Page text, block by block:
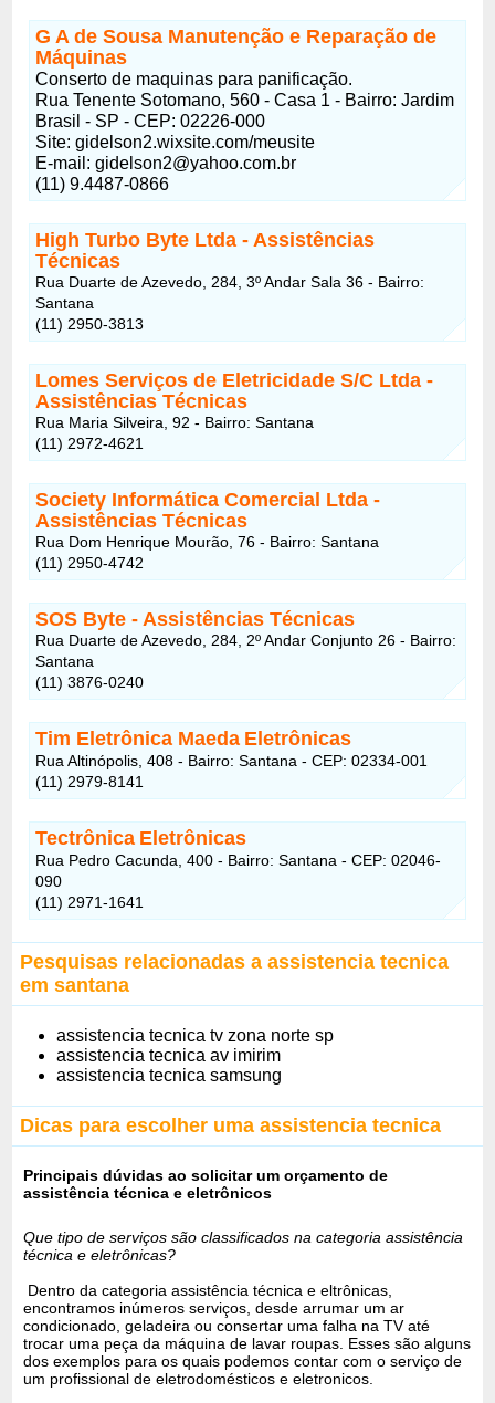
G A de Sousa Manutenção e Reparação de
Máquinas
Conserto de maquinas para panificação.
Rua Tenente Sotomano, 560 - Casa 1 - Bairro: Jardim
Brasil - SP - CEP: 02226-000
Site: gidelson2.wixsite.com/meusite
E-mail: gidelson2@yahoo.com.br
(11) 9.4487-0866
High Turbo Byte Ltda- Assistências
Técnicas
Rua Duarte de Azevedo, 284, 3º Andar Sala 36 - Bairro:
Santana
(11) 2950-3813
Lomes Serviços de Eletricidade S/C Ltda-
Assistências Técnicas
Rua Maria Silveira, 92 - Bairro: Santana
(11) 2972-4621
Society Informática Comercial Ltda-
Assistências Técnicas
Rua Dom Henrique Mourão, 76 - Bairro: Santana
(11) 2950-4742
SOS Byte- Assistências Técnicas
Rua Duarte de Azevedo, 284, 2º Andar Conjunto 26 - Bairro:
Santana
(11) 3876-0240
Tim Eletrônica Maeda Eletrônicas
Rua Altinópolis, 408 - Bairro: Santana - CEP: 02334-001
(11) 2979-8141
Tectrônica Eletrônicas
Rua Pedro Cacunda, 400 - Bairro: Santana - CEP: 02046-
090
(11) 2971-1641
Pesquisas relacionadas a assistencia tecnica
em santana
assistencia tecnica tv zona norte sp
assistencia tecnica av imirim
assistencia tecnica samsung
Dicas para escolher uma assistencia tecnica
Principais dúvidas ao solicitar um orçamento de
assistência técnica e eletrônicos
Que tipo de serviços são classificados na categoria assistência
técnica e eletrônicas?
Dentro da categoria assistência técnica e eltrônicas,
encontramos inúmeros serviços, desde arrumar um ar
condicionado, geladeira ou consertar uma falha na TV até
trocar uma peça da máquina de lavar roupas. Esses são alguns
dos exemplos para os quais podemos contar com o serviço de
um profissional de eletrodomésticos e eletronicos.